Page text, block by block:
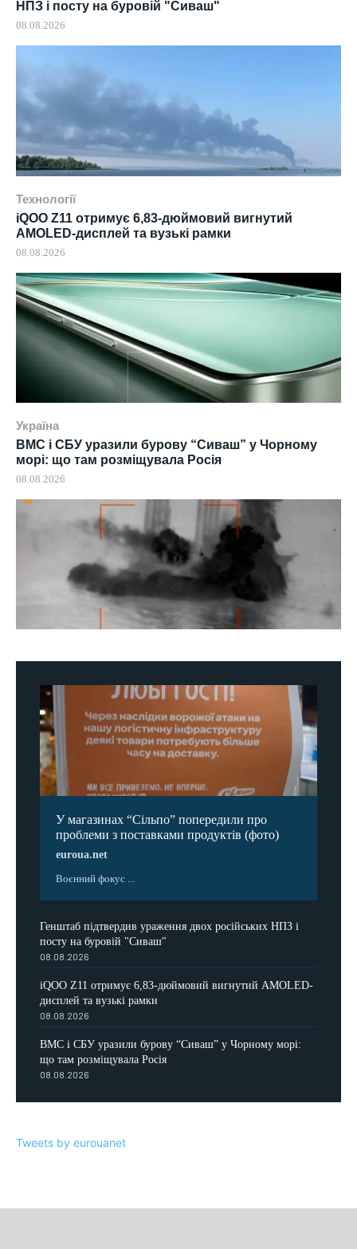
НПЗ і посту на буровій "Сиваш"
08.08.2026
Технології
iQOO Z11 отримує 6,83-дюймовий вигнутий
AMOLED-дисплей та вузькі рамки
08.08.2026
Україна
ВМС і СБУ уразили бурову “Сиваш” у Чорному
морі: що там розміщувала Росія
08.08.2026
У магазинах “Сільпо” попередили про
проблеми з поставками продуктів (фото)
euroua.net
Воєнний фокус ...
Генштаб підтвердив ураження двох російських НПЗ і
посту на буровій "Сиваш"
08.08.2026
iQOO Z11 отримує 6,83-дюймовий вигнутий AMOLED-
дисплей та вузькі рамки
08.08.2026
ВМС і СБУ уразили бурову “Сиваш” у Чорному морі:
що там розміщувала Росія
08.08.2026
Tweets by eurouanet